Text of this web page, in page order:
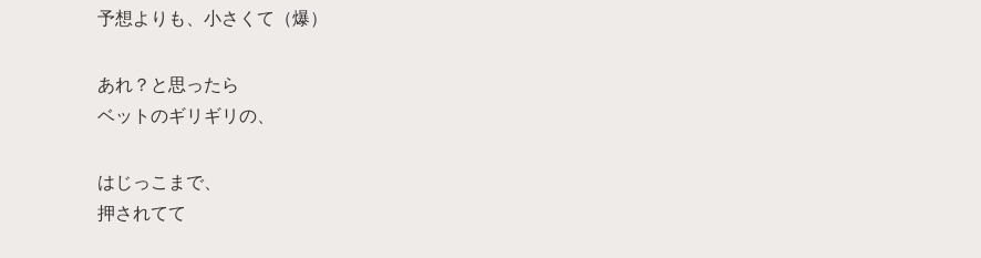
予想よりも、小さくて（爆）
あれ？と思ったら
ベットのギリギリの、
はじっこまで、
押されてて